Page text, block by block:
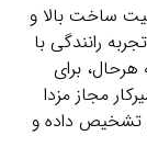
ساخت بالا و
رانندگی با
برای
مجاز مزدا
تشخیص داده و